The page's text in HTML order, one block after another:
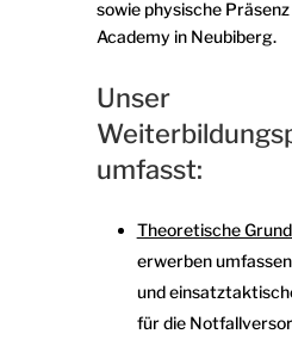
sowie physische
Academy in Neubiberg.
Unser
umfasst:
Theoretische
erwerben
und
für die